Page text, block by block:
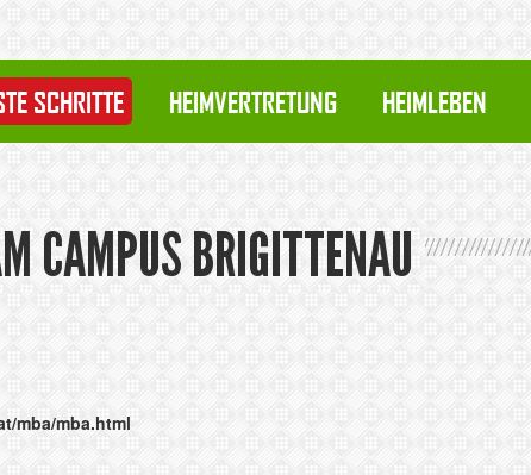
SCHRITTE HEIMVERTRETUNG HEIMLEBEN
CAMPUS BRIGITTENAU
mba/mba.html